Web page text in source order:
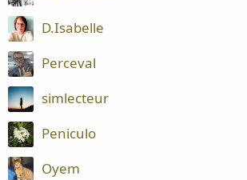
D.Isabelle
Perceval
simlecteur
Peniculo
Oyem